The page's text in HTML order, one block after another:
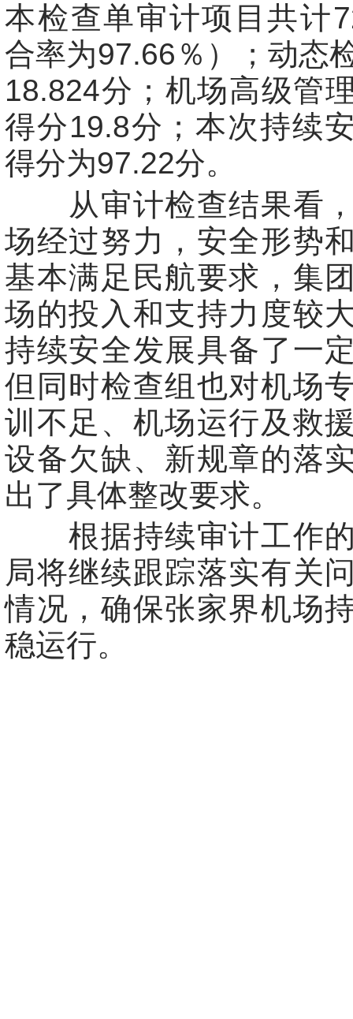
本检查单审计项目共计
合率为97.66％）；动态
18.824分；机场高级管
得分19.8分；本次持续
得分为97.22分。
从审计检查结果看，
场经过努力，安全形势
基本满足民航要求，集
场的投入和支持力度较
持续安全发展具备了一
但同时检查组也对机场
训不足、机场运行及救
设备欠缺、新规章的落
出了具体整改要求。
根据持续审计工作的
局将继续跟踪落实有关
情况，确保张家界机场
稳运行。